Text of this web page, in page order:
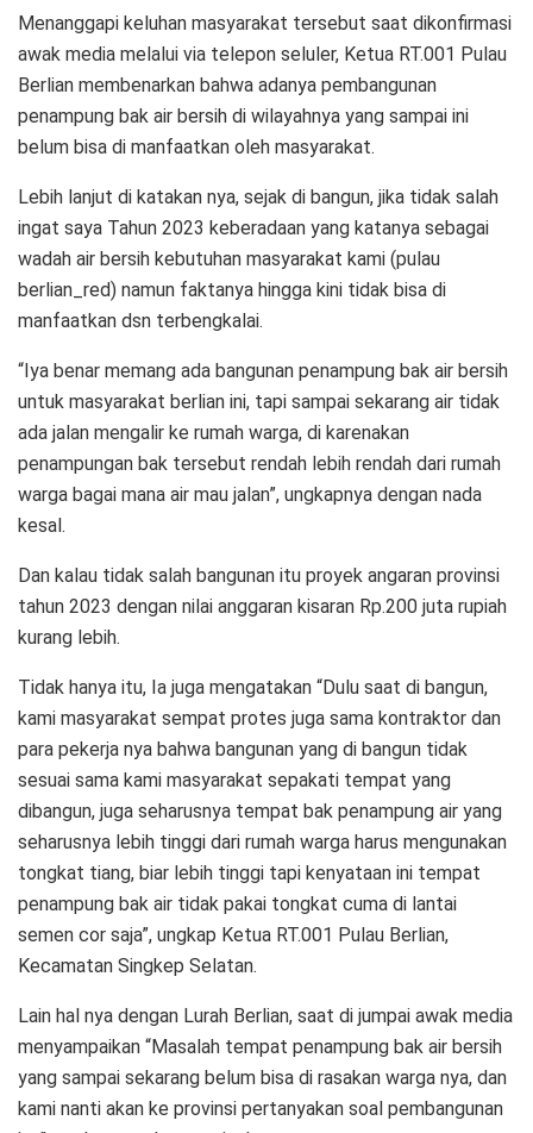
Menanggapi keluhan masyarakat tersebut saat dikonfirmasi
awak media melalui via telepon seluler, Ketua RT.001 Pulau
Berlian membenarkan bahwa adanya pembangunan
penampung bak air bersih di wilayahnya yang sampai ini
belum bisa di manfaatkan oleh masyarakat.
Lebih lanjut di katakan nya, sejak di bangun, jika tidak salah
ingat saya Tahun 2023 keberadaan yang katanya sebagai
wadah air bersih kebutuhan masyarakat kami (pulau
berlian_red) namun faktanya hingga kini tidak bisa di
manfaatkan dsn terbengkalai.
“Iya benar memang ada bangunan penampung bak air bersih
untuk masyarakat berlian ini, tapi sampai sekarang air tidak
ada jalan mengalir ke rumah warga, di karenakan
penampungan bak tersebut rendah lebih rendah dari rumah
warga bagai mana air mau jalan”, ungkapnya dengan nada
kesal.
Dan kalau tidak salah bangunan itu proyek angaran provinsi
tahun 2023 dengan nilai anggaran kisaran Rp.200 juta rupiah
kurang lebih.
Tidak hanya itu, Ia juga mengatakan “Dulu saat di bangun,
kami masyarakat sempat protes juga sama kontraktor dan
para pekerja nya bahwa bangunan yang di bangun tidak
sesuai sama kami masyarakat sepakati tempat yang
dibangun, juga seharusnya tempat bak penampung air yang
seharusnya lebih tinggi dari rumah warga harus mengunakan
tongkat tiang, biar lebih tinggi tapi kenyataan ini tempat
penampung bak air tidak pakai tongkat cuma di lantai
semen cor saja”, ungkap Ketua RT.001 Pulau Berlian,
Kecamatan Singkep Selatan.
Lain hal nya dengan Lurah Berlian, saat di jumpai awak media
menyampaikan “Masalah tempat penampung bak air bersih
yang sampai sekarang belum bisa di rasakan warga nya, dan
kami nanti akan ke provinsi pertanyakan soal pembangunan